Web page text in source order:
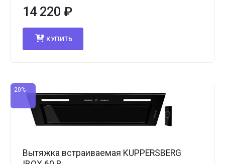
14 220 ₽
КУПИТЬ
-20%
Вытяжка встраиваемая KUPPERSBERG